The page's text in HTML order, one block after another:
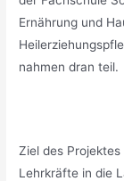
Ernährung und
nahmen dran teil.
Ziel des
Lehrkräfte in die